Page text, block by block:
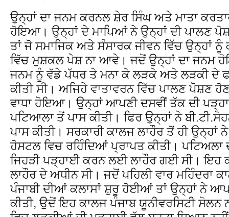
ਉਨ੍ਹਾਂ ਦਾ ਜਨਮ ਕਰਨਲ ਸ਼ੇਰ ਸਿੰਘ ਅਤੇ ਮਾਤਾ
ਹੋਇਆ। ਉਨ੍ਹਾਂ ਦੇ ਮਾਪਿਆਂ ਨੇ ਉਨ੍ਹਾਂ ਦੀ ਪਾਲਣ
ਤਾਂ ਜੋ ਸਮਾਜਿਕ ਅਤੇ ਸੰਸਾਰਕ ਜੀਵਨ ਵਿੱਚ ਉਨ੍ਹਾਂ
ਵਿੱਚ ਮੁਸ਼ਕਲ ਪੇਸ਼ ਨਾ ਆਵੇ। ਜਦੋਂ ਉਨ੍ਹਾਂ ਦਾ ਜਨਮ
ਜਨਮ ਨੂੰ ਵੱਡੇ ਪੱਧਰ ਤੇ ਮਨਾ ਕੇ ਲੜਕੇ ਅਤੇ ਲੜਕੀ ਦੇ
ਕੀਤੀ ਸੀ। ਅਜਿਹੇ ਵਾਤਾਵਰਨ ਵਿੱਚ ਪਾਲਣ ਪੋਸ਼ਣ
ਵਾਧਾ ਹੋਇਆ। ਉਨ੍ਹਾਂ ਆਪਣੀ ਦਸਵੀਂ ਤੱਕ ਦੀ
ਪਟਿਆਲਾ ਤੋਂ ਪਾਸ ਕੀਤੀ। ਫਿਰ ਉਨ੍ਹਾਂ ਨੇ
ਪਾਸ ਕੀਤੀ। ਸਰਕਾਰੀ ਕਾਲਜ ਲਾਹੌਰ ਤੋਂ ਹੀ ਉਨ੍ਹਾਂ
ਹੋਸਟਲ ਵਿਚ ਰਹਿੰਦਿਆਂ ਪ੍ਰਾਪਤ ਕੀਤੀ। ਪਟਿਅਲਾ
ਜਿਹੜੀ ਪੜ੍ਹਾਈ ਕਰਨ ਲਈ ਲਾਹੌਰ ਗਈ ਸੀ। ਇਹ
ਲਾਹੌਰ ਦੇ ਅਧੀਨ ਸੀ। ਜਦੋਂ ਪਹਿਲੀ ਵਾਰ ਮਹਿੰਦਰਾ
ਪੰਜਾਬੀ ਦੀਆਂ ਕਲਾਸਾਂ ਸ਼ੁਰੂ ਹੋਈਆਂ ਤਾਂ ਉਨ੍ਹਾਂ ਨੇ
ਕੀਤੀ, ਉਦੋਂ ਇਹ ਕਾਲਜ ਪੰਜਾਬ ਯੂਨੀਵਰਸਿਟੀ ਸੋਲਨ